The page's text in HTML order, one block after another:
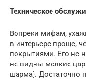
Техническое
Вопреки мифам,
в интерьере проще,
покрытиями. Его не
не видны мелкие
шарма). Достаточно